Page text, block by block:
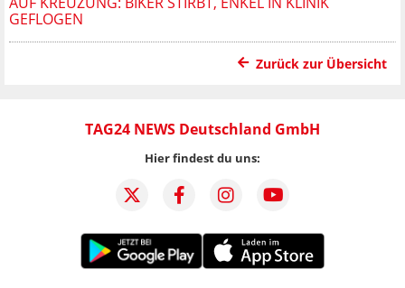
GEFLOGEN
Zurück zur Übersicht
TAG24 NEWS Deutschland GmbH
Hier findest du uns: